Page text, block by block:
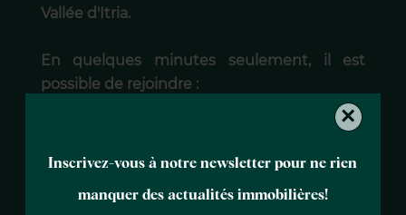
Inscrivez-vous à notre newsletter pour ne rien
manquer des actualités immobilières!
×
Vallée d'Itria.
En quelques minutes seulement, il est
possible de rejoindre :
• Ostuni,
• Locorotondo,